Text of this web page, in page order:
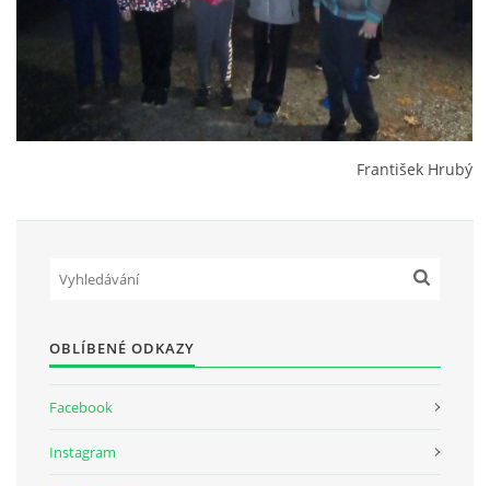
Starosta sboru: Vladimír Plic
tel: +420 603 789 645
email: PlicVlada@seznam.cz
František Hrubý
OBLÍBENÉ ODKAZY
Facebook
Instagram